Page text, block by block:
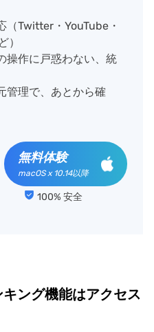
（Twitter・YouTube・
）
操作に戸惑わない、統
管理で、あとから確
無料体験
macOS x 10.14以降
100% 安全
ング機能はアクセス